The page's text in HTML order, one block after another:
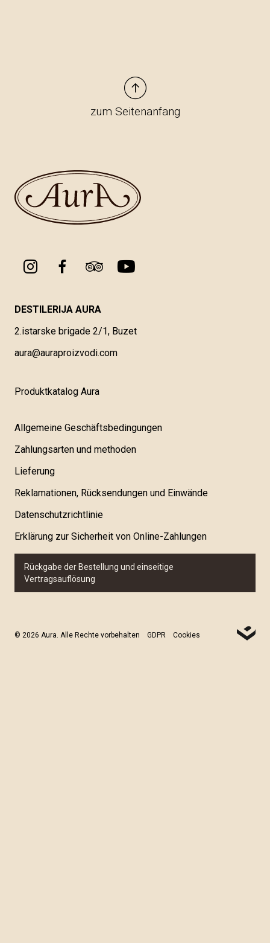
zum Seitenanfang
DESTILERIJA AURA
2.istarske brigade 2/1, Buzet
aura@auraproizvodi.com
Produktkatalog Aura
Allgemeine Geschäftsbedingungen
Zahlungsarten und methoden
Lieferung
Reklamationen, Rücksendungen und Einwände
Datenschutzrichtlinie
Erklärung zur Sicherheit von Online-Zahlungen
Rückgabe der Bestellung und einseitige
Vertragsauflösung
© 2026 Aura. Alle Rechte vorbehalten GDPR Cookies